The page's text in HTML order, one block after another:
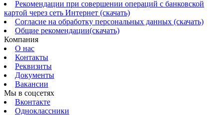
Рекомендации при совершении операций с банковской
картой через сеть Интернет (скачать)
Согласие на обработку персональных данных (скачать)
Общие рекомендации(скачать)
Компания
О нас
Контакты
Реквизиты
Документы
Вакансии
Мы в соцсетях
Вконтакте
Одноклассники